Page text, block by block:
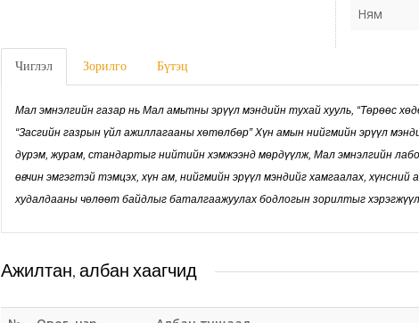
Ням
Чиглэл Зорилго Бүтэц
Мал эмнэлгийн газар нь Мал амьтны эрүүл мэндийн тухай хууль, “Төрөөс
“Засгийн газрын үйл ажиллагааны хөтөлбөр” Хүн амын нийгмийн эрүүл
дүрэм, журам, стандартыг нийтийн хэмжээнд мөрдүүлж, Мал эмнэлгийн
өвчин эмгэгтэй тэмцэх, хүн ам, нийгмийн эрүүл мэндийг хамгаалах, хүнсний
худалдааны чөлөөт байдлыг баталгаажуулах бодлогын зорилтыг
Ажилтан, албан хаагчид